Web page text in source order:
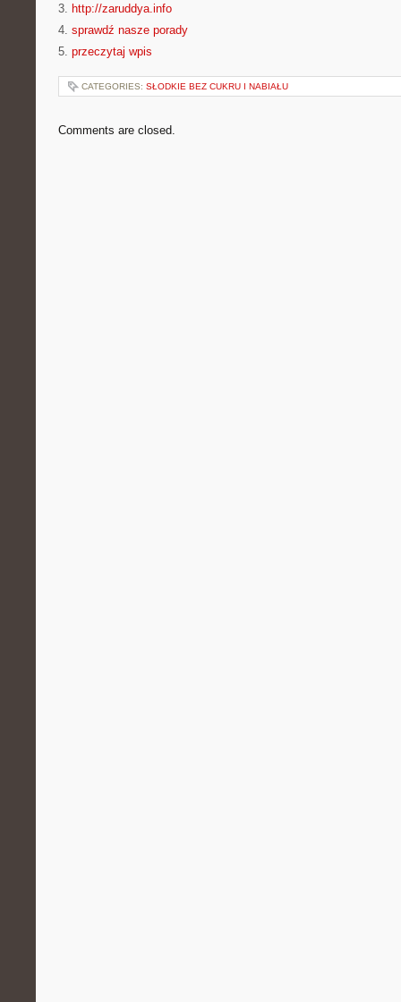
3. http://zaruddya.info
4. sprawdź nasze porady
5. przeczytaj wpis
CATEGORIES: SŁODKIE BEZ CUKRU I NABIAŁU
Comments are closed.